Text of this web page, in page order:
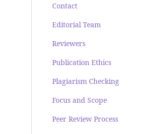
Contact
Editorial Team
Reviewers
Publication Ethics
Plagiarism Checking
Focus and Scope
Peer Review Process